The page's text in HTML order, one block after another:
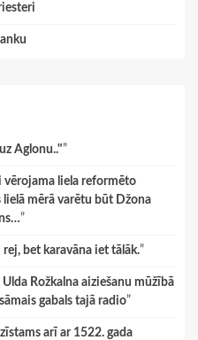
Aglonu.."”
vērojama liela reformēto
mērā varētu būt Džona
”
bet karavāna iet tālāk.”
Rožkalna aiziešanu mūžībā
gabals tajā radio”
arī ar 1522. gada